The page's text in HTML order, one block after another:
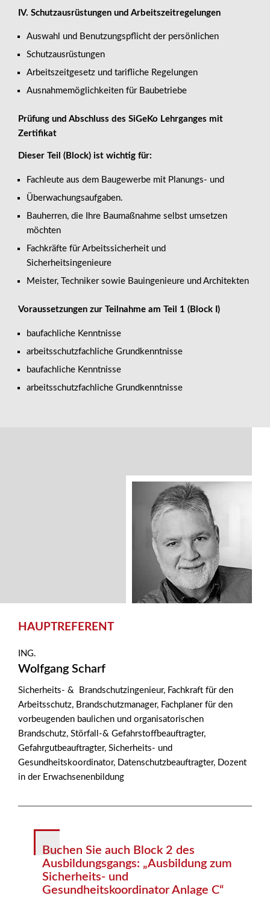
IV. Schutzausrüstungen und Arbeitszeitregelungen
Auswahl und Benutzungspflicht der persönlichen
Schutzausrüstungen
Arbeitszeitgesetz und tarifliche Regelungen
Ausnahmemöglichkeiten für Baubetriebe
Prüfung und Abschluss des SiGeKo Lehrganges mit
Zertifikat
Dieser Teil (Block) ist wichtig für:
Fachleute aus dem Baugewerbe mit Planungs- und
Überwachungsaufgaben.
Bauherren, die Ihre Baumaßnahme selbst umsetzen
möchten
Fachkräfte für Arbeitssicherheit und
Sicherheitsingenieure
Meister, Techniker sowie Bauingenieure und Architekten
Voraussetzungen zur Teilnahme am Teil 1 (Block I)
baufachliche Kenntnisse
arbeitsschutzfachliche Grundkenntnisse
baufachliche Kenntnisse
arbeitsschutzfachliche Grundkenntnisse
HAUPTREFERENT
ING.
Wolfgang Scharf
Sicherheits- & Brandschutzingenieur, Fachkraft für den
Arbeitsschutz, Brandschutzmanager, Fachplaner für den
vorbeugenden baulichen und organisatorischen
Brandschutz, Störfall-& Gefahrstoffbeauftragter,
Gefahrgutbeauftragter, Sicherheits- und
Gesundheitskoordinator, Datenschutzbeauftragter, Dozent
in der Erwachsenenbildung
Buchen Sie auch Block 2 des
Ausbildungsgangs: „Ausbildung zum
Sicherheits- und
Gesundheitskoordinator Anlage C“